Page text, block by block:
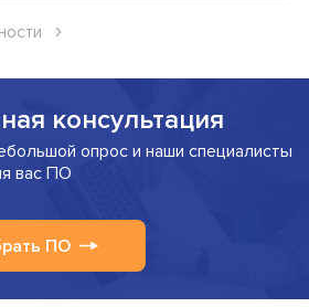
консультация
опрос и наши специалисты
вас ПО
ПО